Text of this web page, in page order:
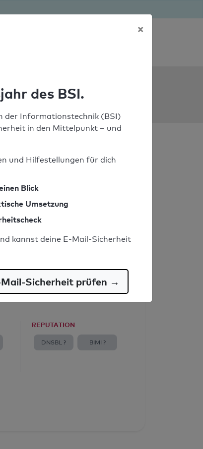
REPUTATION
DNSBL ? BIMI ?
×
des BSI.
der Informationstechnik (BSI)
in den Mittelpunkt – und
und Hilfestellungen für dich
Blick
Umsetzung
kannst deine E-Mail-Sicherheit
Sicherheit prüfen →